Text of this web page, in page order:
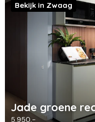
Jade groene
5.950,-
Bekijk in Zwaag